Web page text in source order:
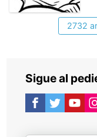
2732
Sigue al